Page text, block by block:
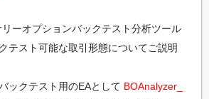
ーオプションバックテスト分析ツール
テスト可能な取引形態についてご説明
ックテスト用のEAとして BOAnalyzer_